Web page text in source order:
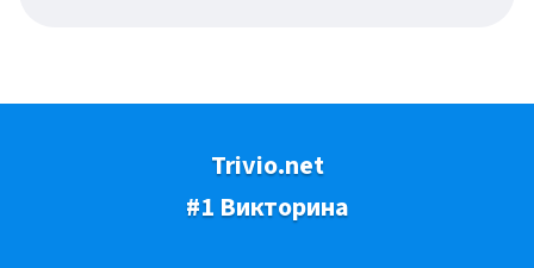
Trivio.net
#1 Викторина